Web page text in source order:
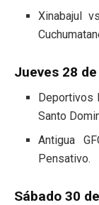
Xinabajul
Jueves 28
Deportivos
Santo
Antigua
Pensativo.
Sábado 30